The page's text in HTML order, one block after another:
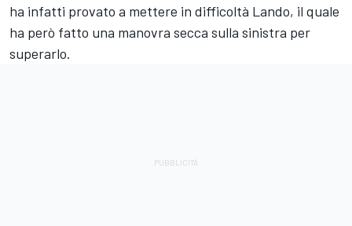
ha infatti provato a mettere in difficoltà Lando, il quale
ha però fatto una manovra secca sulla sinistra per
superarlo.